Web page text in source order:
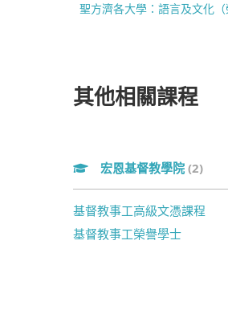
聖方濟各大學：語言及文化
其他相關課程
宏恩基督教學院 (2)
基督教事工高級文憑課程
基督教事工榮譽學士